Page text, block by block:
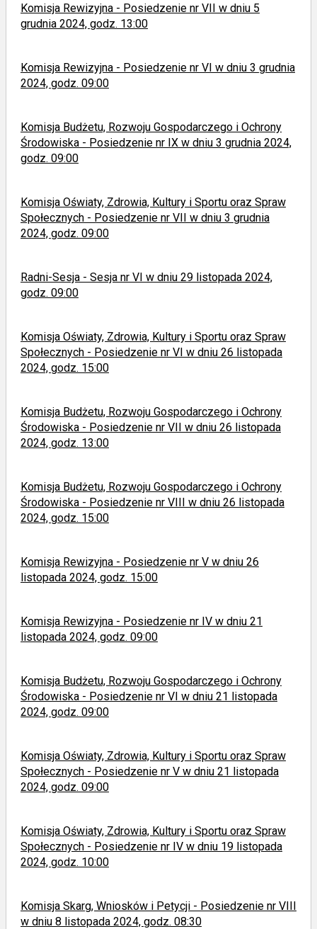
Komisja Rewizyjna - Posiedzenie nr VII w dniu 5
grudnia 2024, godz. 13:00
Komisja Rewizyjna - Posiedzenie nr VI w dniu 3 grudnia
2024, godz. 09:00
Komisja Budżetu, Rozwoju Gospodarczego i Ochrony
Środowiska - Posiedzenie nr IX w dniu 3 grudnia 2024,
godz. 09:00
Komisja Oświaty, Zdrowia, Kultury i Sportu oraz Spraw
Społecznych - Posiedzenie nr VII w dniu 3 grudnia
2024, godz. 09:00
Radni-Sesja - Sesja nr VI w dniu 29 listopada 2024,
godz. 09:00
Komisja Oświaty, Zdrowia, Kultury i Sportu oraz Spraw
Społecznych - Posiedzenie nr VI w dniu 26 listopada
2024, godz. 15:00
Komisja Budżetu, Rozwoju Gospodarczego i Ochrony
Środowiska - Posiedzenie nr VII w dniu 26 listopada
2024, godz. 13:00
Komisja Budżetu, Rozwoju Gospodarczego i Ochrony
Środowiska - Posiedzenie nr VIII w dniu 26 listopada
2024, godz. 15:00
Komisja Rewizyjna - Posiedzenie nr V w dniu 26
listopada 2024, godz. 15:00
Komisja Rewizyjna - Posiedzenie nr IV w dniu 21
listopada 2024, godz. 09:00
Komisja Budżetu, Rozwoju Gospodarczego i Ochrony
Środowiska - Posiedzenie nr VI w dniu 21 listopada
2024, godz. 09:00
Komisja Oświaty, Zdrowia, Kultury i Sportu oraz Spraw
Społecznych - Posiedzenie nr V w dniu 21 listopada
2024, godz. 09:00
Komisja Oświaty, Zdrowia, Kultury i Sportu oraz Spraw
Społecznych - Posiedzenie nr IV w dniu 19 listopada
2024, godz. 10:00
Komisja Skarg, Wniosków i Petycji - Posiedzenie nr VIII
w dniu 8 listopada 2024, godz. 08:30